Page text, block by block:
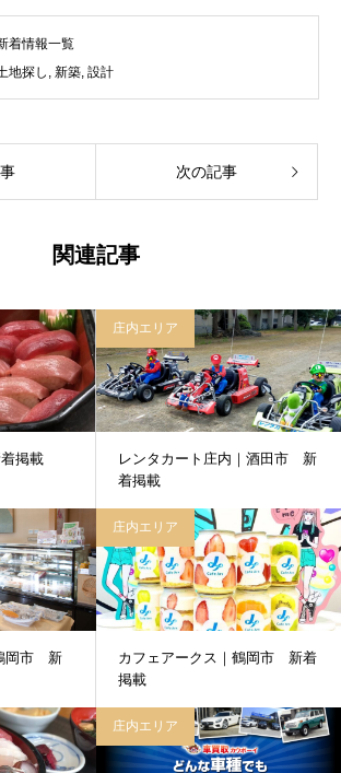
着情報一覧
地探し , 新築, 設計
次の記事
関連記事
掲載
庄内エリア
レンタカート庄内｜酒田市 新
着掲載
岡市 新
庄内エリア
カフェアークス｜鶴岡市 新着
掲載
庄内エリア